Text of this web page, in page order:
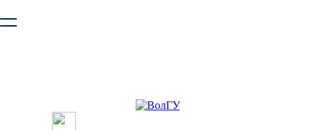
безопасную работу с сайтом. Пожалуйста